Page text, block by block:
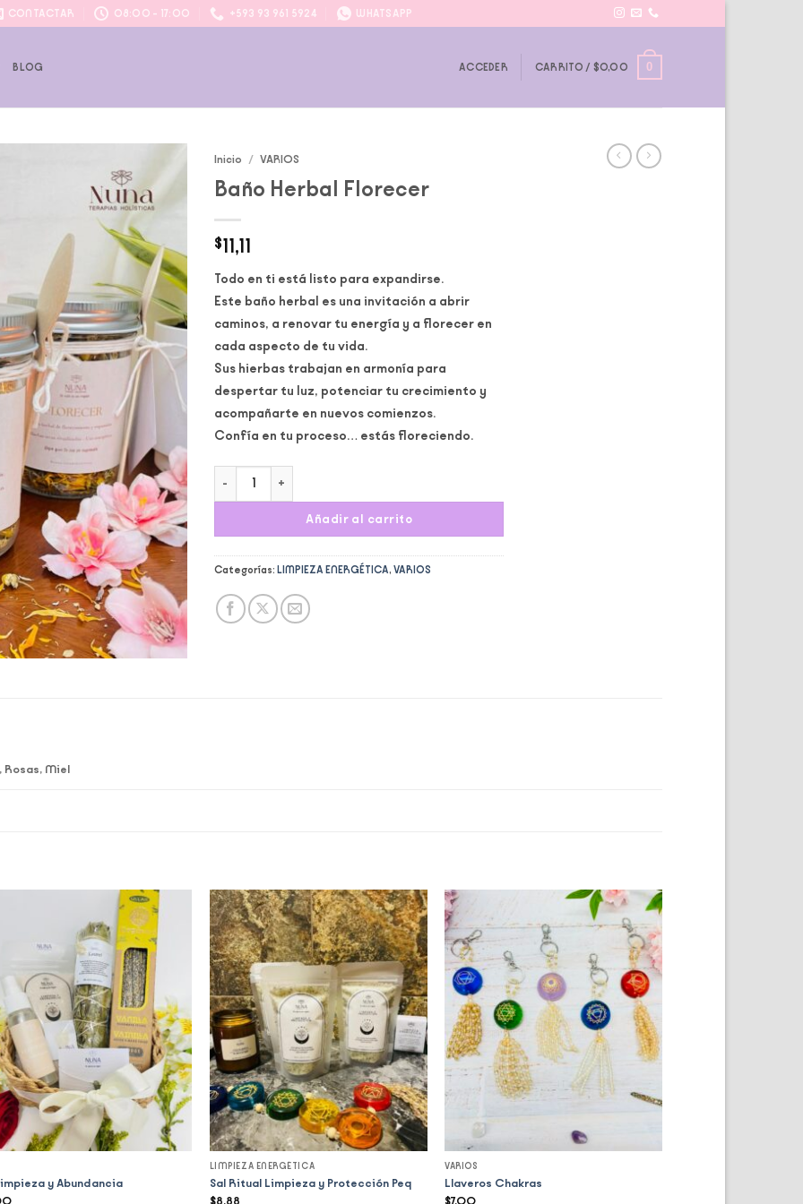
CONTACTAR 08:00 - 17:00 +593 93 961 5924 WHATSAPP
BLOG ACCEDER CARRITO / $0,00 0
Add to
wishlist
Inicio / VARIOS
Baño Herbal Florecer
$11,11
Todo en ti está listo para expandirse.
Este baño herbal es una invitación a abrir
caminos, a renovar tu energía y a florecer en
cada aspecto de tu vida.
Sus hierbas trabajan en armonía para
despertar tu luz, potenciar tu crecimiento y
acompañarte en nuevos comienzos.
Confía en tu proceso… estás floreciendo.
Baño Herbal Florecer cantidad
Añadir al carrito
Categorías: LIMPIEZA ENERGÉTICA, VARIOS
Rosas, Miel
Add to
wishlist
y Abundancia
Add to
wishlist
LIMPIEZA ENERGÉTICA
Sal Ritual Limpieza y Protección Peq
$8,88
Add to
wishlist
VARIOS
Llaveros Chakras
$7,00